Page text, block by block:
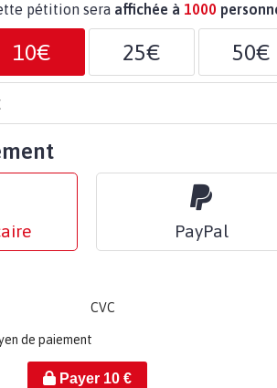
pétition sera affichée à 1000
10€ 25€ 50€
PayPal
CVC
de paiement
Payer 10€